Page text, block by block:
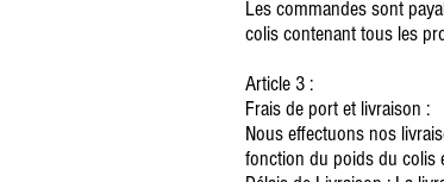
Les commandes sont
colis contenant tous les
Article 3 :
Frais de port et livraison :
Nous effectuons nos
fonction du poids du colis